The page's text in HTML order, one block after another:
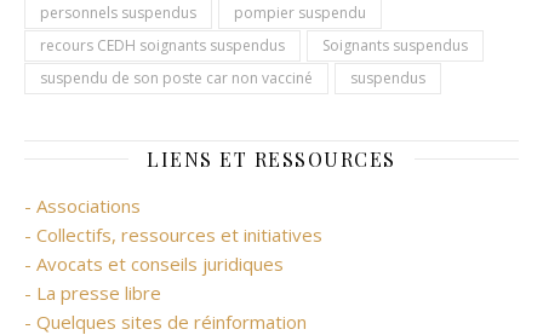
personnels suspendus
pompier suspendu
recours CEDH soignants suspendus
Soignants suspendus
suspendu de son poste car non vacciné
suspendus
LIENS ET RESSOURCES
- Associations
- Collectifs, ressources et initiatives
- Avocats et conseils juridiques
- La presse libre
- Quelques sites de réinformation